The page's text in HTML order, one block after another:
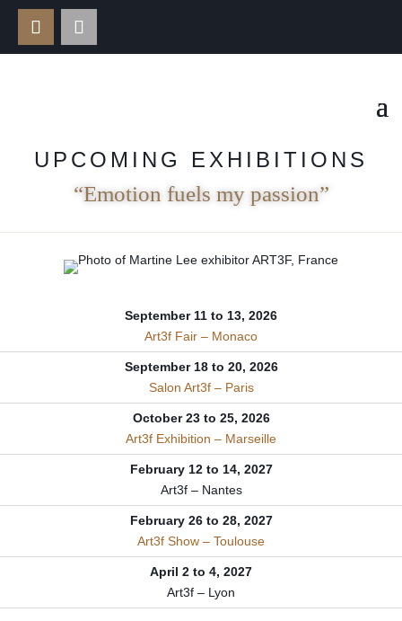
UPCOMING EXHIBITIONS
“Emotion fuels my passion”
September 11 to 13, 2026
Art3f Fair – Monaco
September 18 to 20, 2026
Salon Art3f – Paris
October 23 to 25, 2026
Art3f Exhibition – Marseille
February 12 to 14, 2027
Art3f – Nantes
February 26 to 28, 2027
Art3f Show – Toulouse
April 2 to 4, 2027
Art3f – Lyon